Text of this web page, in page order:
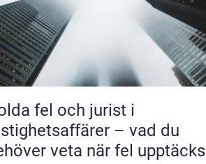
fel och jurist i
– vad du
veta när fel upptäcks